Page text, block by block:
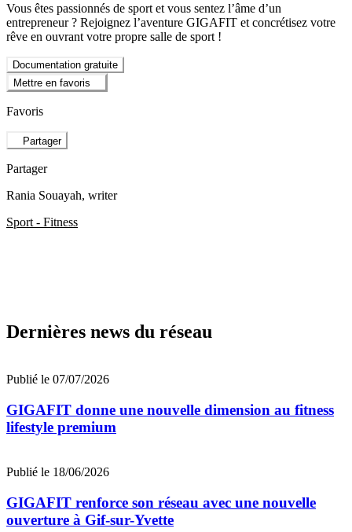
Vous êtes passionnés de sport et vous sentez l’âme d’un
entrepreneur ? Rejoignez l’aventure GIGAFIT et concrétisez votre
rêve en ouvrant votre propre salle de sport !
Documentation gratuite
Mettre en favoris
Favoris
Partager
Partager
Rania Souayah, writer
Sport - Fitness
Dernières news du réseau
Publié le 07/07/2026
GIGAFIT donne une nouvelle dimension au fitness
lifestyle premium
Publié le 18/06/2026
GIGAFIT renforce son réseau avec une nouvelle
ouverture à Gif-sur-Yvette